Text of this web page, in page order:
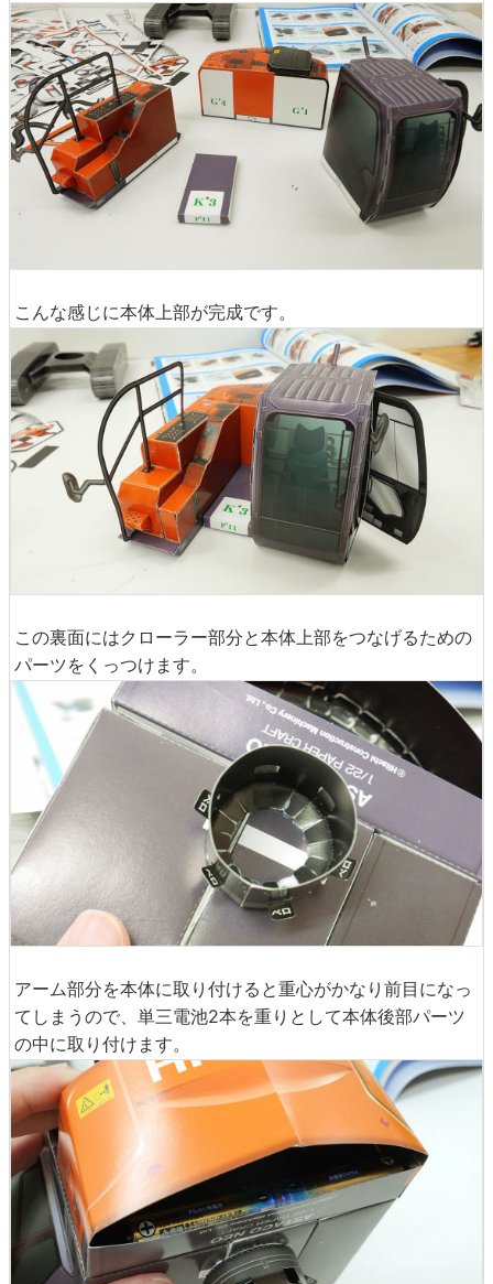
こんな感じに本体上部が完成です。
この裏面にはクローラー部分と本体上部をつなげるための
パーツをくっつけます。
アーム部分を本体に取り付けると重心がかなり前目になっ
てしまうので、単三電池2本を重りとして本体後部パーツ
の中に取り付けます。